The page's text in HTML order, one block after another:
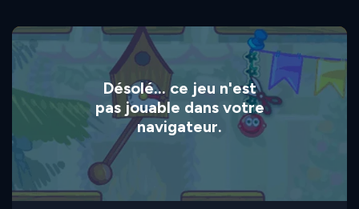
Désolé... ce jeu n'est
pas jouable dans votre
navigateur.